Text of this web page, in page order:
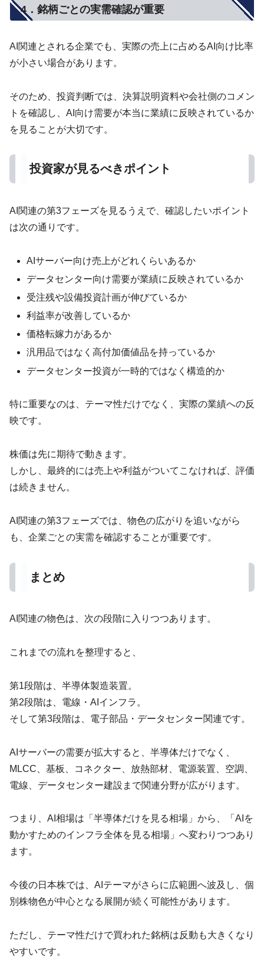
4．銘柄ごとの実需確認が重要
AI関連とされる企業でも、実際の売上に占めるAI向け比率
が小さい場合があります。
そのため、投資判断では、決算説明資料や会社側のコメン
トを確認し、AI向け需要が本当に業績に反映されているか
を見ることが大切です。
投資家が見るべきポイント
AI関連の第3フェーズを見るうえで、確認したいポイント
は次の通りです。
AIサーバー向け売上がどれくらいあるか
データセンター向け需要が業績に反映されているか
受注残や設備投資計画が伸びているか
利益率が改善しているか
価格転嫁力があるか
汎用品ではなく高付加価値品を持っているか
データセンター投資が一時的ではなく構造的か
特に重要なのは、テーマ性だけでなく、実際の業績への反
映です。
株価は先に期待で動きます。
しかし、最終的には売上や利益がついてこなければ、評価
は続きません。
AI関連の第3フェーズでは、物色の広がりを追いながら
も、企業ごとの実需を確認することが重要です。
まとめ
AI関連の物色は、次の段階に入りつつあります。
これまでの流れを整理すると、
第1段階は、半導体製造装置。
第2段階は、電線・AIインフラ。
そして第3段階は、電子部品・データセンター関連です。
AIサーバーの需要が拡大すると、半導体だけでなく、
MLCC、基板、コネクター、放熱部材、電源装置、空調、
電線、データセンター建設まで関連分野が広がります。
つまり、AI相場は「半導体だけを見る相場」から、「AIを
動かすためのインフラ全体を見る相場」へ変わりつつあり
ます。
今後の日本株では、AIテーマがさらに広範囲へ波及し、個
別株物色が中心となる展開が続く可能性があります。
ただし、テーマ性だけで買われた銘柄は反動も大きくなり
やすいです。